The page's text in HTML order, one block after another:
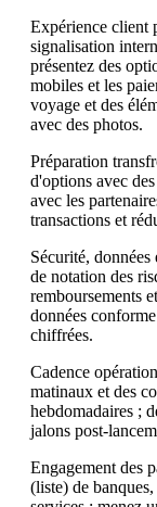
Expérience client
signalisation
présentez des
mobiles et les
voyage et des
avec des photos.
Préparation
d'options avec
avec les
transactions et
Sécurité,
de notation des
remboursements
données
chiffrées.
Cadence
matinaux et des
hebdomadaires ;
jalons post-
Engagement des
(liste) de